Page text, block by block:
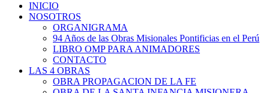
INICIO
NOSOTROS
ORGANIGRAMA
94 Años de las Obras Misionales Pontificias en el Perú
LIBRO OMP PARA ANIMADORES
CONTACTO
LAS 4 OBRAS
OBRA PROPAGACION DE LA FE